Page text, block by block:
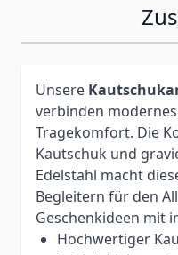
Unsere
verbinden
Tragekomfort. Die
Kautschuk und
Edelstahl macht
Begleitern für den
Geschenkideen mit
Hochwertiger